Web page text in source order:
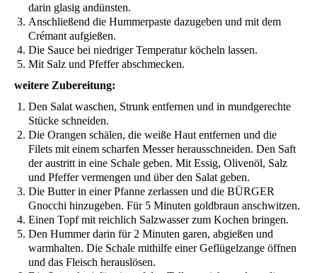
dar­in gla­sig andünsten.
Anschlie­ßend die Hum­mer­pas­te dazu­ge­ben und mit dem
Cré­mant aufgießen.
Die Sau­ce bei nied­ri­ger Tem­pe­ra­tur köcheln lassen.
Mit Salz und Pfef­fer abschmecken.
wei­te­re Zubereitung:
Den Salat waschen, Strunk ent­fer­nen und in mund­ge­rech­te
Stü­cke schneiden.
Die Oran­gen schä­len, die wei­ße Haut ent­fer­nen und die
Filets mit einem schar­fen Mes­ser her­aus­schnei­den. Den Saft
der aus­tritt in eine Scha­le geben. Mit Essig, Oli­ven­öl, Salz
und Pfef­fer ver­men­gen und über den Salat geben.
Die But­ter in einer Pfan­ne zer­las­sen und die BÜRGER
Gnoc­chi hin­zu­ge­ben. Für 5 Minu­ten gold­braun anschwitzen.
Einen Topf mit reich­lich Salz­was­ser zum Kochen bringen.
Den Hum­mer dar­in für 2 Minu­ten garen, abgie­ßen und
warm­hal­ten. Die Scha­le mit­hil­fe einer Geflü­gel­zan­ge öff­nen
und das Fleisch herauslösen.